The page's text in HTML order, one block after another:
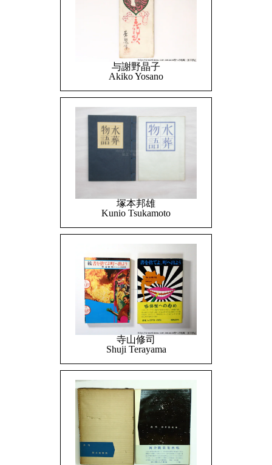
与謝野晶子
Akiko Yosano
塚本邦雄
Kunio Tsukamoto
寺山修司
Shuji Terayama